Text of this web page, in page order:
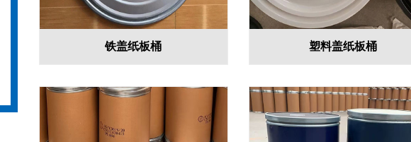
铁盖纸板桶 塑料盖纸板桶